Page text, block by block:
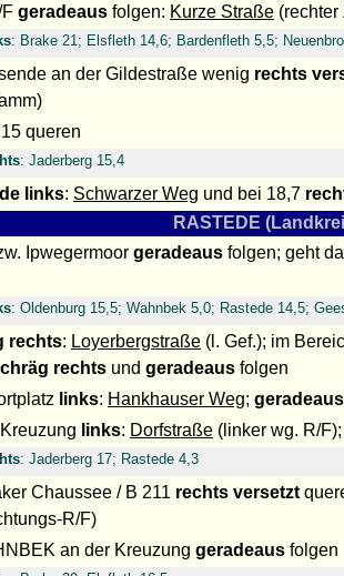
geradeaus folgen: Kurze Straße
: Brake 21; Elsfleth 14,6; Bardenfleth 5,5;
an der Gildestraße wenig rechts
queren
: Jaderberg 15,4
links: Schwarzer Weg und bei 18,7
RASTEDE
Ipwegermoor geradeaus folgen; geht
: Oldenburg 15,5; Wahnbek 5,0; Rastede 14,5;
rechts: Loyerbergstraße (l. Gef.); im
rechts und geradeaus folgen
links: Hankhauser Weg; geradeaus
links: Dorfstraße (linker wg. R/
: Jaderberg 17; Rastede 4,3
Chaussee / B 211 rechts versetzt
R/F)
an der Kreuzung geradeaus folgen